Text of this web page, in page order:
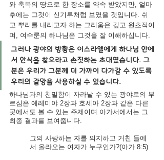
와 축복의 땅으로 한 장소를 약속 받았지만, 얼마
후에는 그것이 신기루처럼 보였을 것입니다. 쉬
고 뿌리를 내리고자 하는 그리움은 깊고 원초적이
며, 여수룬의 하나님은 그것을 잘 이해하십니다.
그러나 광야의 방황은 이스라엘에게 하나님 안에
서 안식을 찾으라고 손짓하는 초대였습니다. 그
분은 우리가 그분께 더 가까이 다가갈 수 있도록
우리의 갈망을 사용하실 수 있습니다.
하나님과의 친밀함이 자라날 수 있는 광야로의 부
르심은 예레미야 2장과 호세아 2장과 같은 다른
곳에서도 볼 수 있는 주제이며 아가서에서는 그
최종 결과를 보여줍니다.
그의 사랑하는 자를 의지하고 거친 들에
서 올라오는 여자가 누구인가?(아가 8:5)